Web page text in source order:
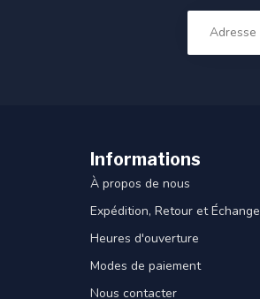
Informations
À propos de nous
Expédition, Retour et Échange
Heures d'ouverture
Modes de paiement
Nous contacter